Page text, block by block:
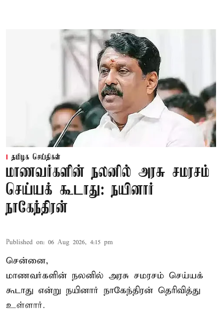
தமிழக செய்திகள்
மாணவர்களின் நலனில் அரசு சமரசம்
செய்யக் கூடாது: நயினார்
நாகேந்திரன்
Published on: 06 Aug 2026, 4:15 pm
சென்னை,
மாணவர்களின் நலனில் அரசு சமரசம் செய்யக்
கூடாது என்று நயினார் நாகேந்திரன் தெரிவித்து
உள்ளார்.